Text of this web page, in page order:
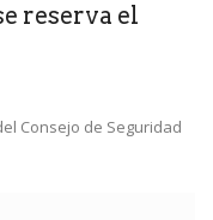
reserva el
Consejo de Seguridad